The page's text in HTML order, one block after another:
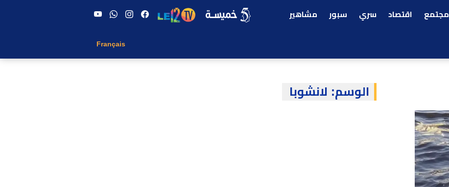
مجتمع اقتصاد سري سبور مشاهير
Français
الوسم: لانشوبا